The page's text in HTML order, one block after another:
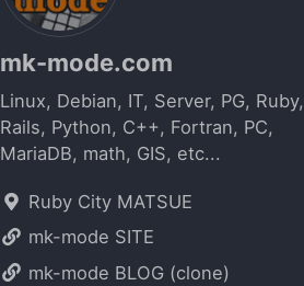
mk-mode.com
Linux, Debian, IT, Server, PG, Ruby,
Rails, Python, C++, Fortran, PC,
MariaDB, math, GIS, etc...
Ruby City MATSUE
mk-mode SITE
mk-mode BLOG (clone)